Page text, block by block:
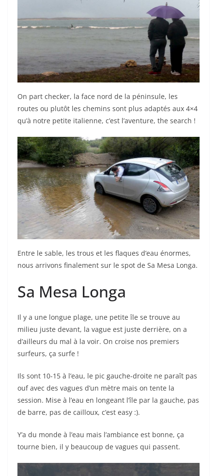
On part checker, la face nord de la péninsule, les
routes ou plutôt les chemins sont plus adaptés aux 4×4
qu’à notre petite italienne, c’est l’aventure, the search !
Entre le sable, les trous et les flaques d’eau énormes,
nous arrivons finalement sur le spot de Sa Mesa Longa.
Sa Mesa Longa
Il y a une longue plage, une petite île se trouve au
milieu juste devant, la vague est juste derrière, on a
d’ailleurs du mal à la voir. On croise nos premiers
surfeurs, ça surfe !
Ils sont 10-15 à l’eau, le pic gauche-droite ne paraît pas
ouf avec des vagues d’un mètre mais on tente la
session. Mise à l’eau en longeant l’île par la gauche, pas
de barre, pas de cailloux, c’est easy :).
Y’a du monde à l’eau mais l’ambiance est bonne, ça
tourne bien, il y beaucoup de vagues qui passent.